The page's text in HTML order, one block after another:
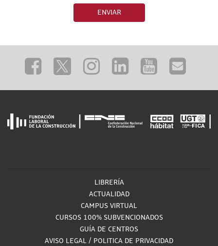
ENVIAR
LIBRERÍA
ACTUALIDAD
CAMPUS VIRTUAL
CURSOS 100% SUBVENCIONADOS
GUÍA DE CENTROS
AVISO LEGAL / POLITICA DE PRIVACIDAD